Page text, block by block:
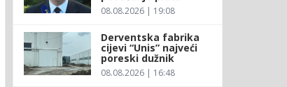
08.08.2026 | 19:08
Derventska fabrika
cijevi “Unis” najveći
poreski dužnik
08.08.2026 | 16:48